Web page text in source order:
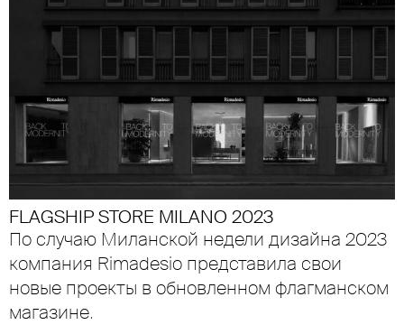
FLAGSHIP STORE MILANO 2023
По случаю Миланской недели дизайна 2023
компания Rimadesio представила свои
новые проекты в обновленном флагманском
магазине.